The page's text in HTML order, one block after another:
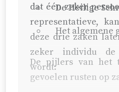
dat één zeker
representatieve,
deze drie zaken
zeker individu de
wordt:
De Heilige
Het algemene
De pijlers van het
gevoelen rusten op